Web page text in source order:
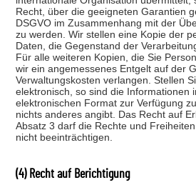
Recht, über die geeigneten Garantien
DSGVO im Zusammenhang mit der
zu werden. Wir stellen eine Kopie der
Daten, die Gegenstand der
Für alle weiteren Kopien, die Sie
wir ein angemessenes Entgelt auf der
Verwaltungskosten verlangen. Stellen
elektronisch, so sind die Informationen
elektronischen Format zur Verfügung
nichts anderes angibt. Das Recht auf
Absatz 3 darf die Rechte und
nicht beeinträchtigen.
(4) Recht auf Berichtigung